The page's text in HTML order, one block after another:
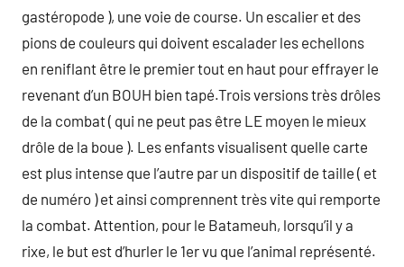
gastéropode ), une voie de course. Un escalier et des
pions de couleurs qui doivent escalader les echellons
en reniflant être le premier tout en haut pour effrayer le
revenant d’un BOUH bien tapé.Trois versions très drôles
de la combat ( qui ne peut pas être LE moyen le mieux
drôle de la boue ). Les enfants visualisent quelle carte
est plus intense que l’autre par un dispositif de taille ( et
de numéro ) et ainsi comprennent très vite qui remporte
la combat. Attention, pour le Batameuh, lorsqu’il y a
rixe, le but est d’hurler le 1er vu que l’animal représenté.